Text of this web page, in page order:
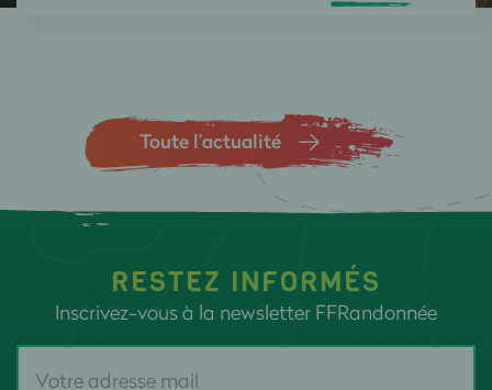
Toute l’actualité
RESTEZ INFORMÉS
Inscrivez-vous à la newsletter FFRandonnée